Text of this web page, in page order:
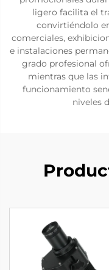
ligero facilita el
convirtiéndolo
comerciales,
e instalaciones
grado profesional
mientras que las
funcionamiento
niveles